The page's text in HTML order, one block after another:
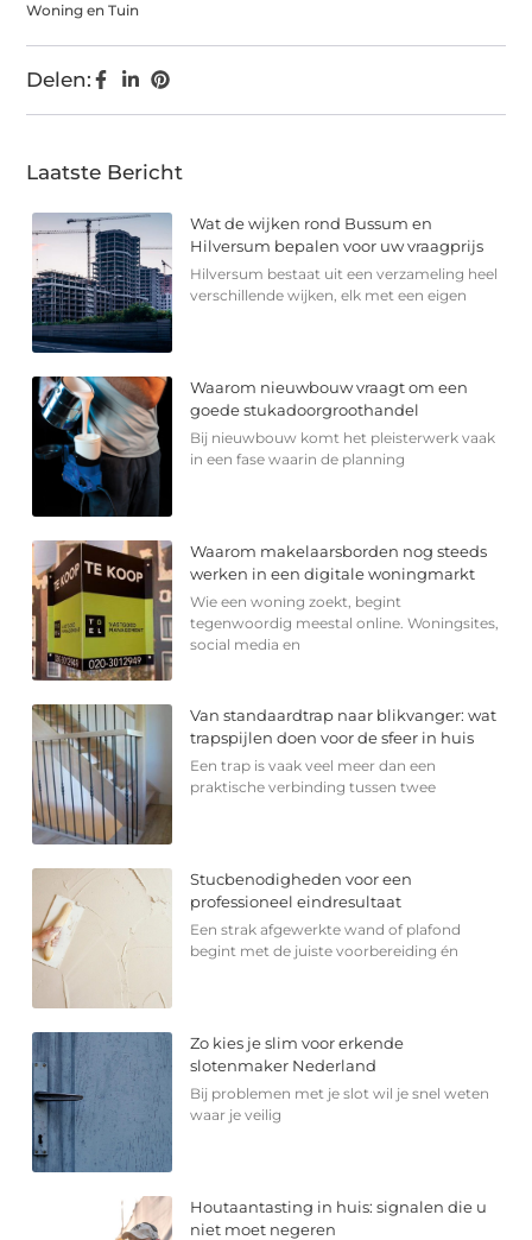
Woning en Tuin
Delen:
Laatste Bericht
Wat de wijken rond Bussum en
Hilversum bepalen voor uw vraagprijs
Hilversum bestaat uit een verzameling heel
verschillende wijken, elk met een eigen
Waarom nieuwbouw vraagt om een
goede stukadoorgroothandel
Bij nieuwbouw komt het pleisterwerk vaak
in een fase waarin de planning
Waarom makelaarsborden nog steeds
werken in een digitale woningmarkt
Wie een woning zoekt, begint
tegenwoordig meestal online. Woningsites,
social media en
Van standaardtrap naar blikvanger: wat
trapspijlen doen voor de sfeer in huis
Een trap is vaak veel meer dan een
praktische verbinding tussen twee
Stucbenodigheden voor een
professioneel eindresultaat
Een strak afgewerkte wand of plafond
begint met de juiste voorbereiding én
Zo kies je slim voor erkende
slotenmaker Nederland
Bij problemen met je slot wil je snel weten
waar je veilig
Houtaantasting in huis: signalen die u
niet moet negeren